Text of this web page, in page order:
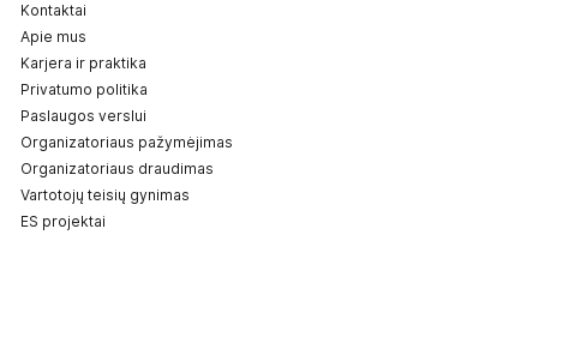
Kontaktai
Apie mus
Karjera ir praktika
Privatumo politika
Paslaugos verslui
Organizatoriaus pažymėjimas
Organizatoriaus draudimas
Vartotojų teisių gynimas
ES projektai